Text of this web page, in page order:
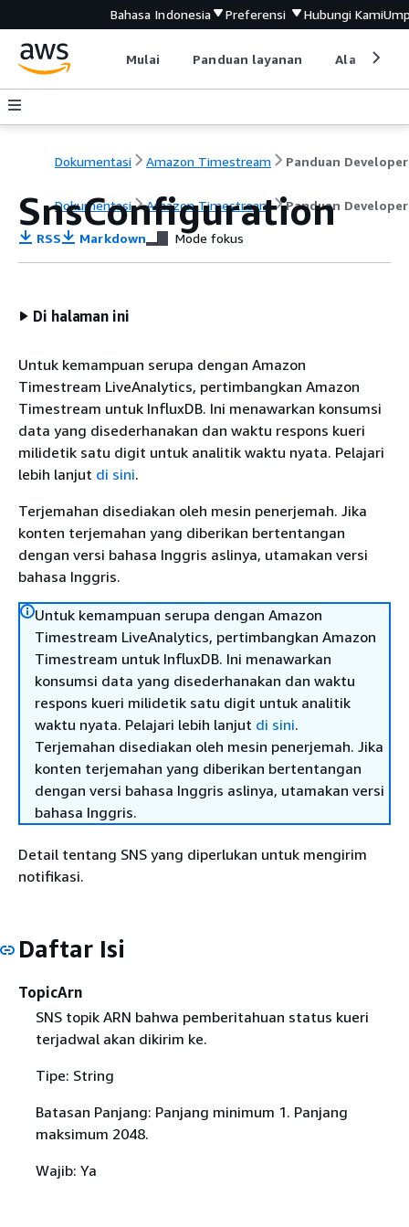
Bahasa Indonesia Preferensi Hubungi Kami
Mulai Panduan layanan Alat
Dokumentasi Amazon Timestream Panduan Developer
Dokumentasi Amazon Timestream Panduan Developer
SnsConfiguration
RSS Markdown Mode fokus
Di halaman ini
Untuk kemampuan serupa dengan Amazon
Timestream LiveAnalytics, pertimbangkan Amazon
Timestream untuk InfluxDB. Ini menawarkan konsumsi
data yang disederhanakan dan waktu respons kueri
milidetik satu digit untuk analitik waktu nyata. Pelajari
lebih lanjut di sini.
Terjemahan disediakan oleh mesin penerjemah. Jika
konten terjemahan yang diberikan bertentangan
dengan versi bahasa Inggris aslinya, utamakan versi
bahasa Inggris.
Untuk kemampuan serupa dengan Amazon
Timestream LiveAnalytics, pertimbangkan Amazon
Timestream untuk InfluxDB. Ini menawarkan
konsumsi data yang disederhanakan dan waktu
respons kueri milidetik satu digit untuk analitik
waktu nyata. Pelajari lebih lanjut di sini.
Terjemahan disediakan oleh mesin penerjemah. Jika
konten terjemahan yang diberikan bertentangan
dengan versi bahasa Inggris aslinya, utamakan versi
bahasa Inggris.
Detail tentang SNS yang diperlukan untuk mengirim
notifikasi.
Daftar Isi
TopicArn
SNS topik ARN bahwa pemberitahuan status kueri
terjadwal akan dikirim ke.
Tipe: String
Batasan Panjang: Panjang minimum 1. Panjang
maksimum 2048.
Wajib: Ya